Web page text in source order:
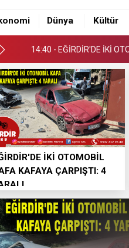
Dünya Kültür
14:40 - EĞİRDİR'DE İKİ
14:40 - EĞİRDİR'DE İKİ
İKİ OTOMOBİL
KAFAYA ÇARPIŞTI: 4